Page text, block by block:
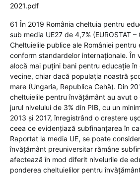
2021.pdf
61 În 2019 România cheltuia pentru
sub media UE27 de 4,7% (EUROSTAT –
Cheltuielile publice ale României
conform standardelor internaționale. În
alocă mai puțini bani pentru educație
vecine, chiar dacă populația noastră
mare (Ungaria, Republica Cehă). Din
cheltuielile pentru învățământ au avut o
jurul nivelului de 3% din PIB, cu un
2013 și 2017, înregistrând o creștere
ceea ce evidențiază subfinanțarea în
Raportat la media UE, se poate
învățământ preuniversitar rămâne
afectează în mod diferit nivelurile de
ponderea cheltuielilor pentru